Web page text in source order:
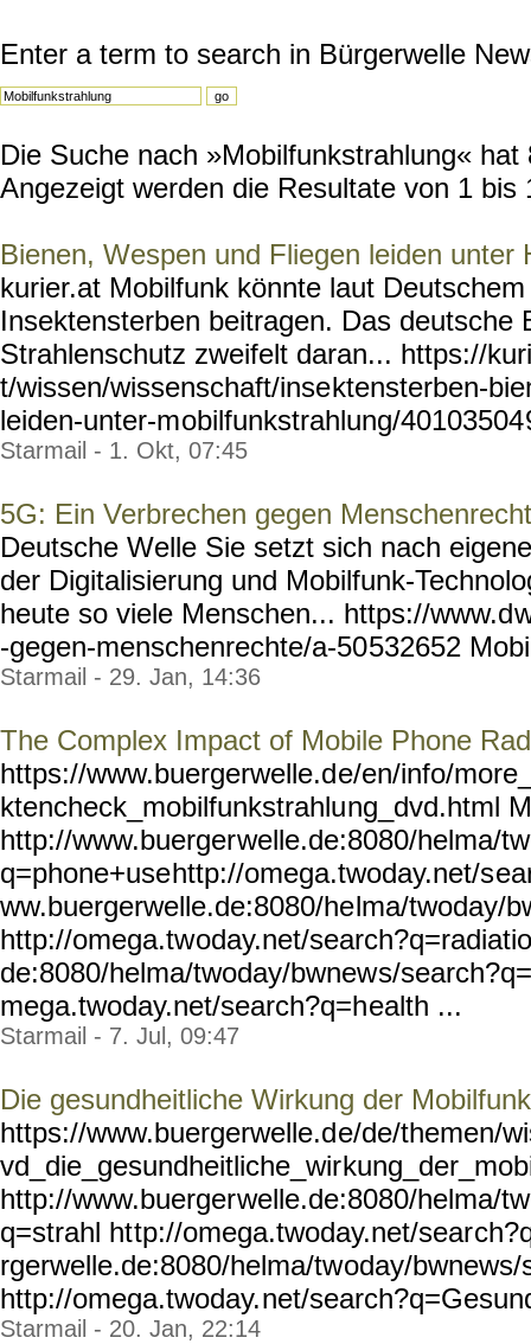
Enter a term to search in Bürgerwelle
Die Suche nach »Mobilfunkstrahlung«
Angezeigt werden die Resultate von 1 bis
Bienen, Wespen und Fliegen leiden unter
kurier.at Mobilfunk könnte laut
Insektensterben beitragen. Das deutsche
Strahlenschutz zweifelt daran... https://
t/wissen/wissenschaft/insektensterben-
leiden-unter-mobilfunkstrahlung/40103504
Starmail - 1. Okt, 07:45
5G: Ein Verbrechen gegen
Deutsche Welle Sie setzt sich nach
der Digitalisierung und Mobilfunk-
heute so viele Menschen... https://www.d
-gegen-menschenrechte/a-50532652
Starmail - 29. Jan, 14:36
The Complex Impact of Mobile Phone
https://www.buergerwelle.de/en/info/
ktencheck_mobilfunkstrahlung_dvd.html
http://www.buergerwelle.de:8080/helma/
q=phone+usehttp://omega.twoday.net/s
ww.buergerwelle.de:8080/helma/twoday/
http://omega.twoday.net/search?q=radiatio
de:8080/helma/twoday/bwnews/
mega.twoday.net/search?q=health ...
Starmail - 7. Jul, 09:47
Die gesundheitliche Wirkung der
https://www.buergerwelle.de/de/themen/
vd_die_gesundheitliche_wir
http://www.buergerwelle.de:8080/helma/
q=strahl http://omega.twoday.net/sear
rgerwelle.de:8080/helma/twoday/
http://omega.twoday.net/
Starmail - 20. Jan, 22:14